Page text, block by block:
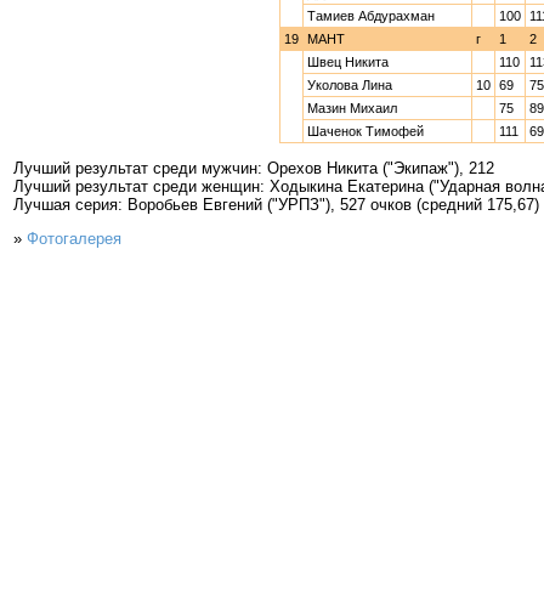
Тамиев Абдурахман
100
19 МАНТ г 1
2
Швец Никита
110
Уколова Лина
10 69
75
Мазин Михаил
75
89
Шаченок Тимофей
111 69
Лучший результат среди мужчин: Орехов Никита ("Экипаж"), 212
Лучший результат среди женщин: Ходыкина Екатерина ("Ударная
Лучшая серия: Воробьев Евгений ("УРПЗ"), 527 очков (средний 175,67)
» Фотогалерея